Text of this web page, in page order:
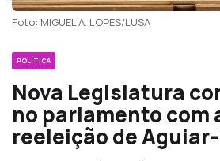
Foto: MIGUEL A. LOPES/LUSA
POLÍTICA
Nova Legislatura
no parlamento com
reeleição de